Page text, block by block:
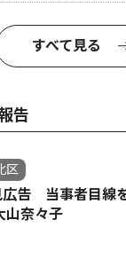
すべて見る
告
区
広告 当事者目線
山奈々子